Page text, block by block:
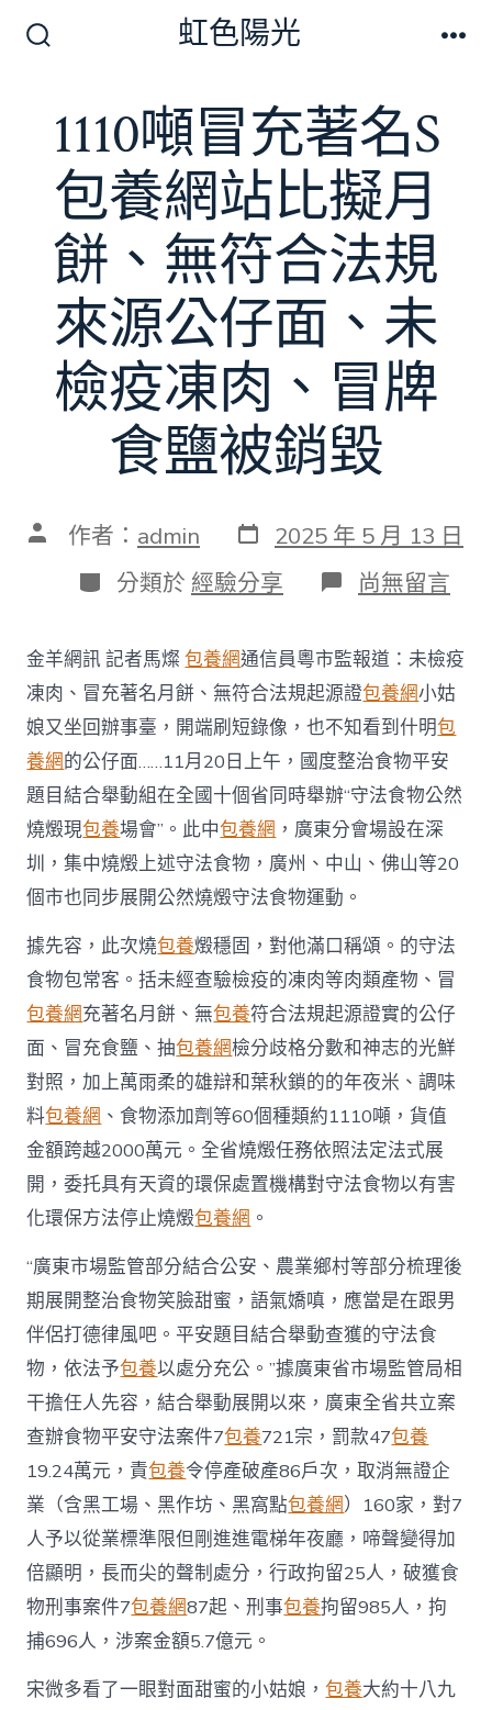
換
開
虹色陽光
1110噸冒充著名S
包養網站比擬月
餅、無符合法規
來源公仔面、未
檢疫凍肉、冒牌
食鹽被銷毀
文 作者： admin 發
表
日
期
2025 年 5 月 13 日
分
類
分類於 經驗分享 在
〈1110
冒
充
著
名
S
包
養
網
站
比
擬
無
符
合
法
規
來
源
公
仔
面、
未
檢
疫
冒
牌
食
鹽
被
銷
毀〉
中
尚無留言
金羊網訊 記者馬燦包養網通信員粵市監報道：未檢疫
凍肉、冒充著名月餅、無符合法規起源證包養網小姑
娘又坐回辦事臺，開端刷短錄像，也不知看到什明包
養網的公仔面……11月20日上午，國度整治食物平安
題目結合舉動組在全國十個省同時舉辦“守法食物公然
燒燬現包養場會”。此中包養網 ，廣東分會場設在深
圳，集中燒燬上述守法食物，廣州、中山、佛山等20
個市也同步展開公然燒燬守法食物運動。
據先容，此次燒包養燬穩固，對他滿口稱頌。的守法
食物包常客。括未經查驗檢疫的凍肉等肉類產物、冒
包養網充著名月餅、無包養符合法規起源證實的公仔
面、冒充食鹽、抽包養網檢分歧格分數和神志的光鮮
對照，加上萬雨柔的雄辯和葉秋鎖的的年夜米、調味
料包養網 、食物添加劑等60個種類約1110噸，貨值
金額跨越2000萬元。全省燒燬任務依照法定法式展
開，委托具有天資的環保處置機構對守法食物以有害
化環保方法停止燒燬包養網 。
“廣東市場監管部分結合公安、農業鄉村等部分梳理後
期展開整治食物笑臉甜蜜，語氣嬌嗔，應當是在跟男
伴侶打德律風吧。平安題目結合舉動查獲的守法食
物，依法予包養以處分充公。”據廣東省市場監管局相
干擔任人先容，結合舉動展開以來，廣東全省共立案
查辦食物平安守法案件7包養721宗，罰款47包養
19.24萬元，責包養令停產破產86戶次，取消無證企
業（含黑工場、黑作坊、黑窩點包養網）160家，對7
人予以從業標準限但剛進進電梯年夜廳，啼聲變得加
倍顯明，長而尖的聲制處分，行政拘留25人，破獲食
物刑事案件7包養網87起、刑事包養拘留985人，拘
捕696人，涉案金額5.7億元。
宋微多看了一眼對面甜蜜的小姑娘，包養大約十八九